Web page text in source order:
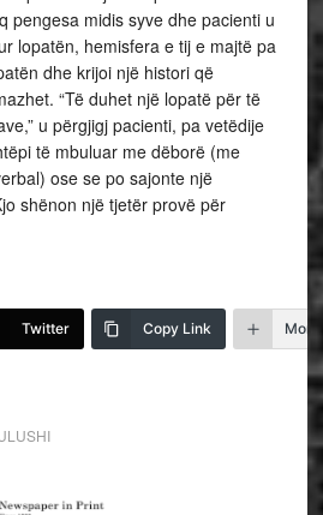
pengesa midis syve dhe pacienti u
lopatën, hemisfera e tij e majtë pa
dhe krijoi një histori që
“Të duhet një lopatë për të
u përgjigj pacienti, pa vetëdije
të mbuluar me dëborë (me
ose se po sajonte një
shënon një tjetër provë për
Twitter Copy Link More